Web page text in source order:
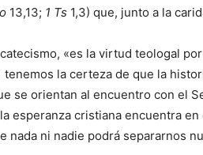
13,13; 1 Ts 1,3) que, junto a la
«es la virtud teologal
la certeza de que la
se orientan al encuentro con el
esperanza cristiana encuentra
nada ni nadie podrá separarnos